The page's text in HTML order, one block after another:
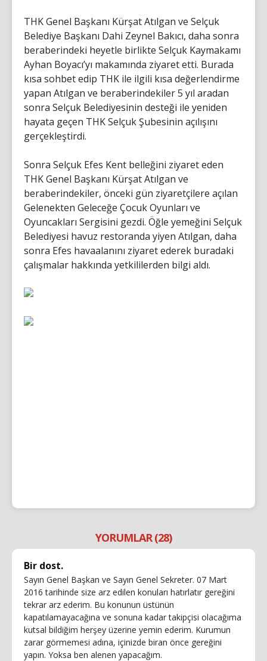
THK Genel Başkanı Kürşat Atılgan ve Selçuk
Belediye Başkanı Dahi Zeynel Bakıcı, daha sonra
beraberindeki heyetle birlikte Selçuk Kaymakamı
Ayhan Boyacı’yı makamında ziyaret etti. Burada
kısa sohbet edip THK ile ilgili kısa değerlendirme
yapan Atılgan ve beraberindekiler 5 yıl aradan
sonra Selçuk Belediyesinin desteği ile yeniden
hayata geçen THK Selçuk Şubesinin açılışını
gerçekleştirdi.
Sonra Selçuk Efes Kent belleğini ziyaret eden
THK Genel Başkanı Kürşat Atılgan ve
beraberindekiler, önceki gün ziyaretçilere açılan
Gelenekten Geleceğe Çocuk Oyunları ve
Oyuncakları Sergisini gezdi. Öğle yemeğini Selçuk
Belediyesi havuz restoranda yiyen Atılgan, daha
sonra Efes havaalanını ziyaret ederek buradaki
çalışmalar hakkında yetkililerden bilgi aldı.
YORUMLAR (28)
Bir dost.
Sayın Genel Başkan ve Sayın Genel Sekreter. 07 Mart
2016 tarihinde size arz edilen konuları hatırlatır gereğini
tekrar arz ederim. Bu konunun üstünün
kapatılamayacağına ve sonuna kadar takipçisi olacağıma
kutsal bildiğim herşey üzerine yemin ederim. Kurumun
zarar görmemesi adına, içinizde biran önce gereğini
yapın. Yoksa ben alenen yapacağım.